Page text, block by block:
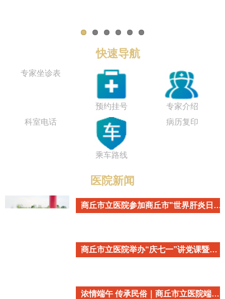
快速导航
专家坐诊表
预约挂号
专家介绍
科室电话
乘车路线
病历复印
医院新闻
商丘市立医院参加商丘市"世界肝炎日"主题宣传活动
商丘市立医院举办“庆七一”讲党课暨重温入党誓词活动
浓情端午 传承民俗｜商丘市立医院端午民俗主题活动温情开启